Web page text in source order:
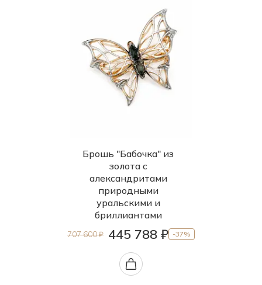
Брошь "Бабочка" из
золота с
александритами
природными
уральскими и
бриллиантами
707 600 ₽ 445 788 ₽ -37%